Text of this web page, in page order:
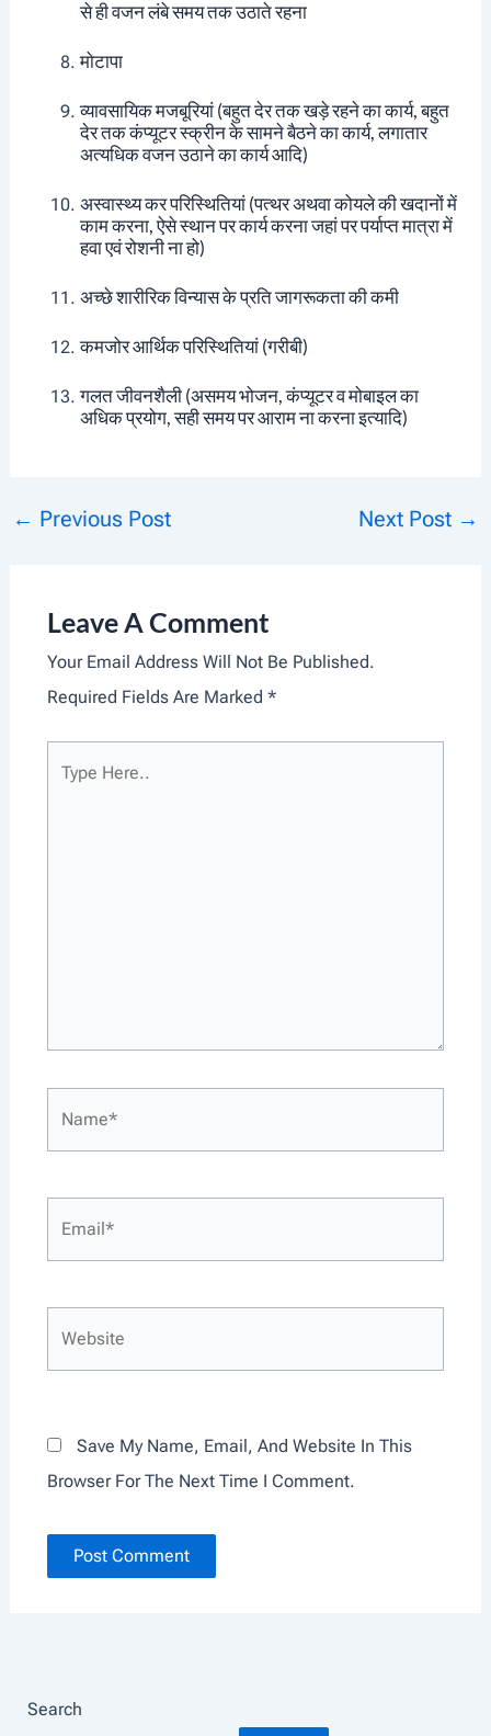
से ही वजन लंबे समय तक उठाते रहना
मोटापा
व्यावसायिक मजबूरियां (बहुत देर तक खड़े रहने का कार्य, बहुत
देर तक कंप्यूटर स्क्रीन के सामने बैठने का कार्य, लगातार
अत्यधिक वजन उठाने का कार्य आदि)
अस्वास्थ्य कर परिस्थितियां (पत्थर अथवा कोयले की खदानों में
काम करना, ऐसे स्थान पर कार्य करना जहां पर पर्याप्त मात्रा में
हवा एवं रोशनी ना हो)
अच्छे शारीरिक विन्यास के प्रति जागरूकता की कमी
कमजोर आर्थिक परिस्थितियां (गरीबी)
गलत जीवनशैली (असमय भोजन, कंप्यूटर व मोबाइल का
अधिक प्रयोग, सही समय पर आराम ना करना इत्यादि)
Post
← Previous Post Next Post →
Leave A Comment
Your Email Address Will Not Be Published.
Required Fields Are Marked *
Save My Name, Email, And Website In This
Browser For The Next Time I Comment.
Search